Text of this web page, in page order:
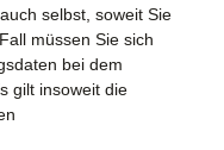
selbst, soweit Sie
müssen Sie sich
bei dem
gilt insoweit die